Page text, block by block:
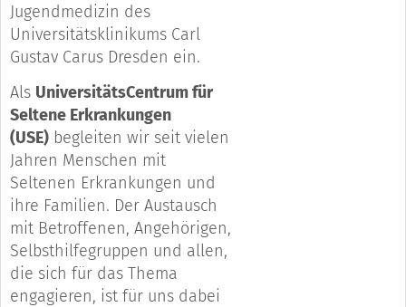
Jugendmedizin des
Universitätsklinikums Carl
Gustav Carus Dresden ein.
Als UniversitätsCentrum für
Seltene Erkrankungen
(USE) begleiten wir seit vielen
Jahren Menschen mit
Seltenen Erkrankungen und
ihre Familien. Der Austausch
mit Betroffenen, Angehörigen,
Selbsthilfegruppen und allen,
die sich für das Thema
engagieren, ist für uns dabei